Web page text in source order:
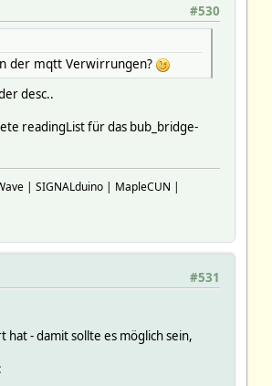
#530
der mqtt Verwirrungen?
desc..
readingList für das bub_bridge-
| SIGNALduino | MapleCUN |
#531
- damit sollte es möglich sein,